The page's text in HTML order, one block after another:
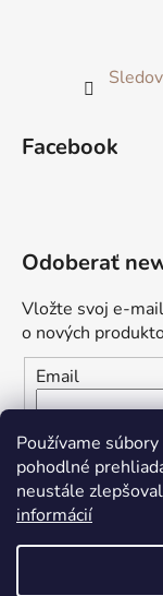
Používame
pohodlné
neustále
informácií
Facebook
Odoberať
Vložte svoj e-
o nových
Email
Vložením e-
osobných
PRIHLÁSIŤ